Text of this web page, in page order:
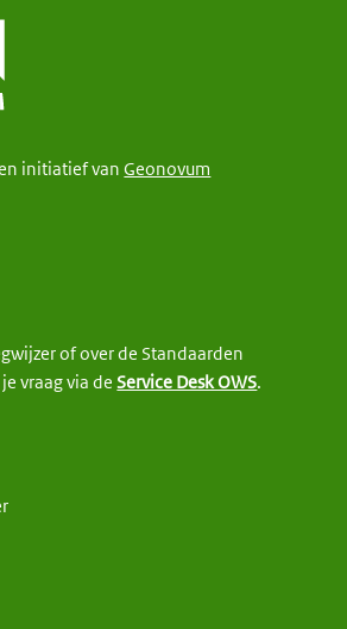
initiatief vanGeonovum
of over de Standaarden
vraag via deService Desk OWS.